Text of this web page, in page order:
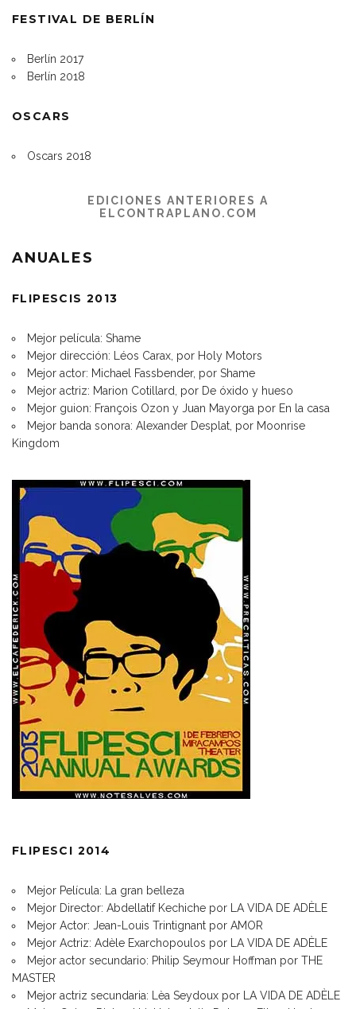
FESTIVAL DE BERLÍN
Berlín 2017
Berlín 2018
OSCARS
Oscars 2018
EDICIONES ANTERIORES A
ELCONTRAPLANO.COM
ANUALES
FLIPESCIS 2013
Mejor película: Shame
Mejor dirección: Léos Carax, por Holy Motors
Mejor actor: Michael Fassbender, por Shame
Mejor actriz: Marion Cotillard, por De óxido y hueso
Mejor guion: François Ozon y Juan Mayorga por En la casa
Mejor banda sonora: Alexander Desplat, por Moonrise
Kingdom
FLIPESCI 2014
Mejor Película: La gran belleza
Mejor Director: Abdellatif Kechiche por LA VIDA DE ADÈLE
Mejor Actor: Jean-Louis Trintignant por AMOR
Mejor Actriz: Adèle Exarchopoulos por LA VIDA DE ADÈLE
Mejor actor secundario: Philip Seymour Hoffman por THE
MASTER
Mejor actriz secundaria: Lèa Seydoux por LA VIDA DE ADÈLE